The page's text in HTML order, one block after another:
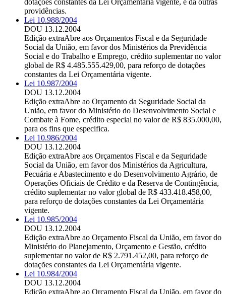
dotações constantes da Lei Orçamentária vigente, e dá outras
providências.
Lei 10.988/2004
DOU 13.12.2004
Edição extraAbre aos Orçamentos Fiscal e da Seguridade
Social da União, em favor dos Ministérios da Previdência
Social e do Trabalho e Emprego, crédito suplementar no valor
global de R$ 4.485.555.429,00, para reforço de dotações
constantes da Lei Orçamentária vigente.
Lei 10.987/2004
DOU 13.12.2004
Edição extraAbre ao Orçamento da Seguridade Social da
União, em favor do Ministério do Desenvolvimento Social e
Combate à Fome, crédito especial no valor de R$ 835.000,00,
para os fins que especifica.
Lei 10.986/2004
DOU 13.12.2004
Edição extraAbre aos Orçamentos Fiscal e da Seguridade
Social da União, em favor dos Ministérios da Agricultura,
Pecuária e Abastecimento e do Desenvolvimento Agrário, de
Operações Oficiais de Crédito e da Reserva de Contingência,
crédito suplementar no valor global de R$ 433.418.458,00,
para reforço de dotações constantes da Lei Orçamentária
vigente.
Lei 10.985/2004
DOU 13.12.2004
Edição extraAbre ao Orçamento Fiscal da União, em favor do
Ministério do Planejamento, Orçamento e Gestão, crédito
suplementar no valor de R$ 2.791.452,00, para reforço de
dotações constantes da Lei Orçamentária vigente.
Lei 10.984/2004
DOU 13.12.2004
Edição extraAbre ao Orçamento Fiscal da União, em favor do